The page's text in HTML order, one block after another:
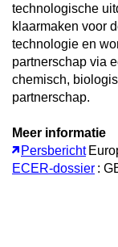
technologische
klaarmaken voor
technologie en
partnerschap via
chemisch,
partnerschap.
Meer informatie
Persbericht
ECER-dossier :